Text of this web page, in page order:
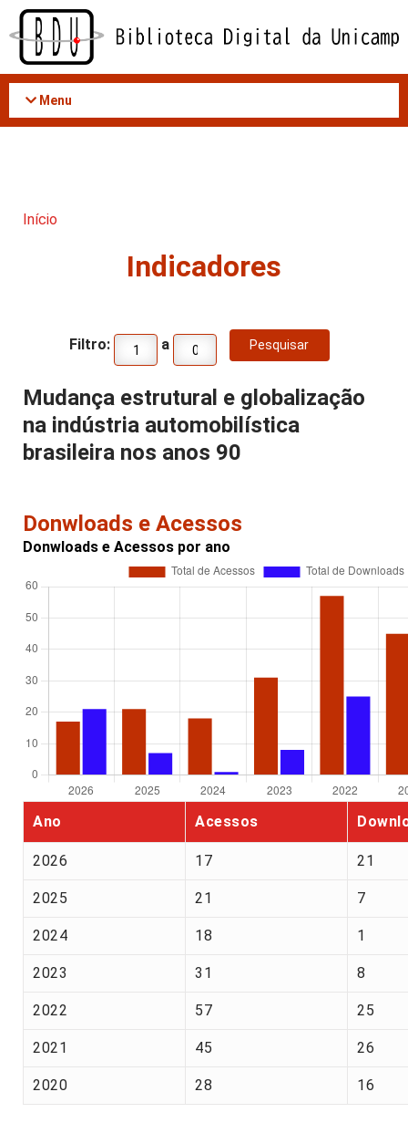
Acessar
conteúdo
Menu
Início
Indicadores
Filtro: a
Mudança estrutural e globalização
na indústria automobilística
brasileira nos anos 90
Donwloads e Acessos
Donwloads e Acessos por ano
Ano Acessos
2026 17 21
2025 21 7
2024 18 1
2023 31 8
2022 57 25
2021 45 26
2020 28 16